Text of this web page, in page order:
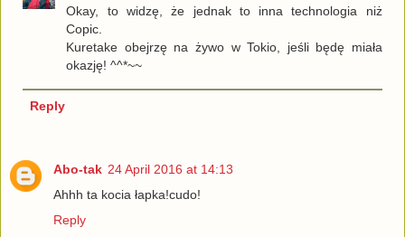
Okay, to widzę, że jednak to inna technologia niż
Copic.
Kuretake obejrzę na żywo w Tokio, jeśli będę miała
okazję! ^^*~~
Reply
Abo-tak 24 April 2016 at 14:13
Ahhh ta kocia łapka!cudo!
Reply